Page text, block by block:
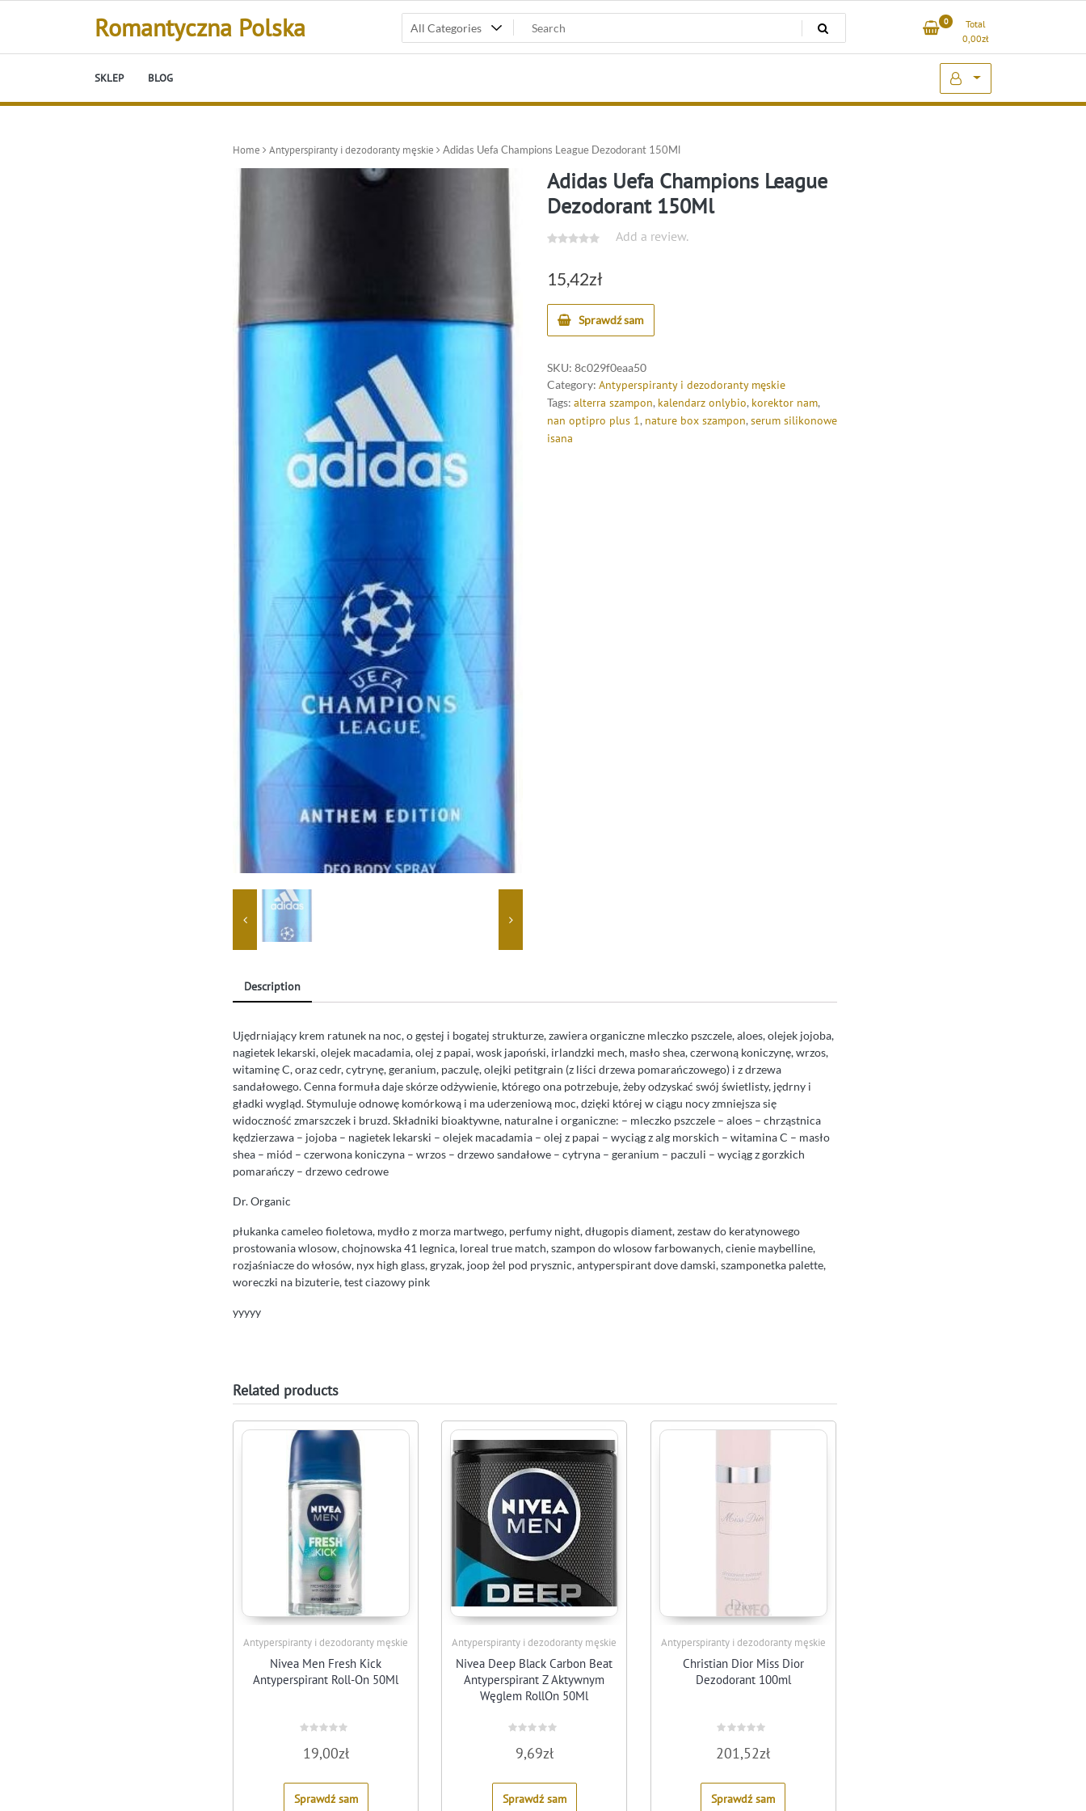
Romantyczna Polska 0
Total
0,00zł
SKLEP BLOG
Home Antyperspiranty i dezodoranty męskie Adidas Uefa Champions League Dezodorant 150Ml
Adidas Uefa Champions League
Dezodorant 150Ml
Add a review.
15,42zł
Sprawdź sam
SKU: 8c029f0eaa50
Category: Antyperspiranty i dezodoranty męskie
Tags: alterra szampon, kalendarz onlybio, korektor nam,
nan optipro plus 1 , nature box szampon, serum silikonowe
isana
Description
Ujędrniający krem ratunek na noc, o gęstej i bogatej strukturze, zawiera organiczne mleczko pszczele, aloes, olejek jojoba,
nagietek lekarski, olejek macadamia, olej z papai, wosk japoński, irlandzki mech, masło shea, czerwoną koniczynę, wrzos,
witaminę C, oraz cedr, cytrynę, geranium, paczulę, olejki petitgrain (z liści drzewa pomarańczowego) i z drzewa
sandałowego. Cenna formuła daje skórze odżywienie, którego ona potrzebuje, żeby odzyskać swój świetlisty, jędrny i
gładki wygląd. Stymuluje odnowę komórkową i ma uderzeniową moc, dzięki której w ciągu nocy zmniejsza się
widoczność zmarszczek i bruzd. Składniki bioaktywne, naturalne i organiczne: – mleczko pszczele – aloes – chrząstnica
kędzierzawa – jojoba – nagietek lekarski – olejek macadamia – olej z papai – wyciąg z alg morskich – witamina C – masło
shea – miód – czerwona koniczyna – wrzos – drzewo sandałowe – cytryna – geranium – paczuli – wyciąg z gorzkich
pomarańczy – drzewo cedrowe
Dr. Organic
płukanka cameleo fioletowa, mydło z morza martwego, perfumy night, długopis diament, zestaw do keratynowego
prostowania wlosow, chojnowska 41 legnica, loreal true match, szampon do wlosow farbowanych, cienie maybelline,
rozjaśniacze do włosów, nyx high glass, gryzak, joop żel pod prysznic, antyperspirant dove damski, szamponetka palette,
woreczki na bizuterie, test ciazowy pink
yyyyy
Related products
Antyperspiranty i dezodoranty męskie
Nivea Men Fresh Kick
Antyperspirant Roll-On 50Ml
0
out
5
19,00zł
Sprawdź sam
Antyperspiranty i dezodoranty męskie
Nivea Deep Black Carbon Beat
Antyperspirant Z Aktywnym
Węglem RollOn 50Ml
out
5
9,69zł
Sprawdź sam
Antyperspiranty i dezodoranty męskie
Christian Dior Miss Dior
Dezodorant 100ml
0
out
5
201,52zł
Sprawdź sam